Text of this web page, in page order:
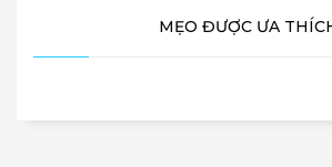
MẸO ĐƯỢC ƯA